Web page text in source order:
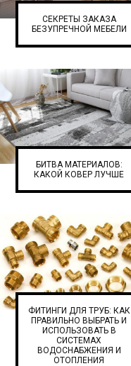
СЕКРЕТЫ ЗАКАЗА
БЕЗУПРЕЧНОЙ МЕБЕЛИ
БИТВА МАТЕРИАЛОВ:
КАКОЙ КОВЕР ЛУЧШЕ
ФИТИНГИ ДЛЯ ТРУБ: КАК
ПРАВИЛЬНО ВЫБРАТЬ И
ИСПОЛЬЗОВАТЬ В
СИСТЕМАХ
ВОДОСНАБЖЕНИЯ И
ОТОПЛЕНИЯ